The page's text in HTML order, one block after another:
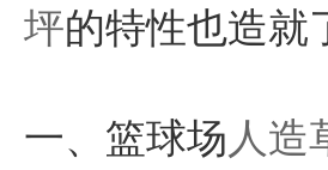
坪的特性也造就
一、篮球场 人造